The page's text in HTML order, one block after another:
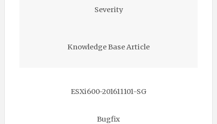
Severity
Knowledge Base Article
ESXi600-201611101-SG
Bugfix